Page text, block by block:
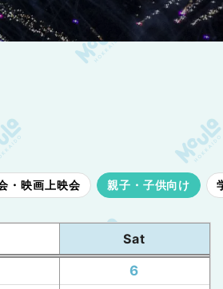
・映画上映会 親子・子供向け
Sat
6